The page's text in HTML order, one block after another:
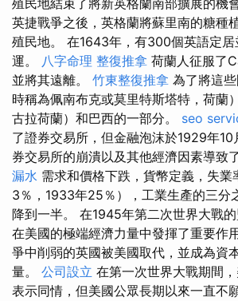
殖民地結束了將新英格蘭南部擴展的機
英捷戰爭之後，英格蘭將蘇里南的糖種
殖民地。 在1643年，有300個英語定居
運。 八字命理 整復推拿 荷蘭人征服了
並將其遠離。 竹東整復推拿 為了將這
時稱為佩南布克或莫里特斯塔特，荷蘭
古拉荷蘭）和巴西的一部分。 seo
了證券交易所，但金融泡沫於1929年
券交易所的崩潰以及其他經濟因素導致
漏水 需求和價格下跌，貨幣定義，失業
3％，1933年25％），工業生產的三分
降到一半。 在1945年第二次世界大戰
在美國的極端經濟力量中發揮了重要作
爭中削弱的英國被美國取代，並成為資
量。 公司設立 在第一次世界大戰期間
表示同情，但美國公眾長期以來一直不